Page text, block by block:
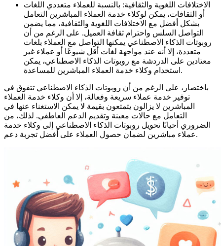
الاختلافات اللغوية والثقافية: بالنسبة للعملاء متعددي اللغات
أو الثقافات، يمكن لوكلاء خدمة العملاء المباشرين التعامل
بشكل أفضل مع الاختلافات اللغوية والثقافية، مما يضمن
التواصل السلس واحترام ثقافة العميل. على الرغم من أن
روبوتات الذكاء الاصطناعي يمكنها التواصل مع العملاء بلغات
متعددة، إلا أنه عند مواجهة لغات أقل شيوعًا أو عملاء غير
معتادين على الدردشة مع روبوتات الذكاء الاصطناعي، يمكن
استخدام وكلاء خدمة العملاء المباشرين للمساعدة.
باختصار، على الرغم من أن روبوتات الذكاء الاصطناعي تتفوق في
توفير خدمة عملاء سريعة وفعالة، إلا أن وكلاء خدمة العملاء
المباشرين لا يزالون يتمتعون بقيمة لا يمكن الاستغناء عنها في
التعامل مع حالات معينة وتقديم الدعم العاطفي. لذلك، من
الضروري أحيانًا تحويل روبوتات الذكاء الاصطناعي إلى وكلاء خدمة
عملاء مباشرين لضمان حصول العملاء على أفضل تجربة دعم.